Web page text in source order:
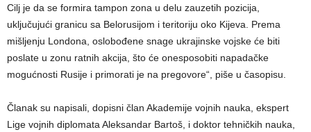
Cilj je da se formira tampon zona u delu zauzetih pozicija,
uključujući granicu sa Belorusijom i teritoriju oko Kijeva. Prema
mišljenju Londona, oslobođene snage ukrajinske vojske će biti
poslate u zonu ratnih akcija, što će onesposobiti napadačke
mogućnosti Rusije i primorati je na pregovore“, piše u časopisu.
Članak su napisali, dopisni član Akademije vojnih nauka, ekspert
Lige vojnih diplomata Aleksandar Bartoš, i doktor tehničkih nauka,